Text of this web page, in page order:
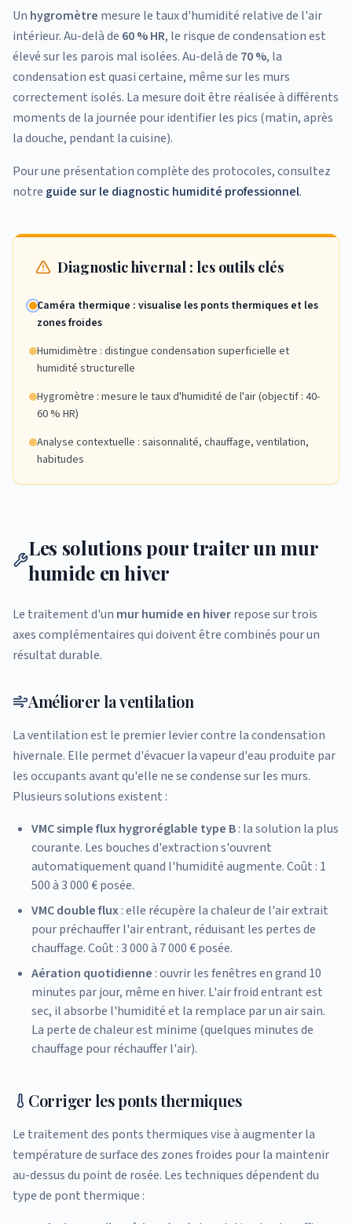
Un hygromètre mesure le taux d'humidité relative de l'air
intérieur. Au-delà de 60 % HR, le risque de condensation est
élevé sur les parois mal isolées. Au-delà de 70 %, la
condensation est quasi certaine, même sur les murs
correctement isolés. La mesure doit être réalisée à différents
moments de la journée pour identifier les pics (matin, après
la douche, pendant la cuisine).
Pour une présentation complète des protocoles, consultez
notre guide sur le diagnostic humidité professionnel.
Diagnostic hivernal : les outils clés
Caméra thermique : visualise les ponts thermiques et les
zones froides
Humidimètre : distingue condensation superficielle et
humidité structurelle
Hygromètre : mesure le taux d'humidité de l'air (objectif : 40-
60 % HR)
Analyse contextuelle : saisonnalité, chauffage, ventilation,
habitudes
Les solutions pour traiter un mur
humide en hiver
Le traitement d'un mur humide en hiverrepose sur trois
axes complémentaires qui doivent être combinés pour un
résultat durable.
Améliorer la ventilation
La ventilation est le premier levier contre la condensation
hivernale. Elle permet d'évacuer la vapeur d'eau produite par
les occupants avant qu'elle ne se condense sur les murs.
Plusieurs solutions existent :
VMC simple flux hygroréglable type B: la solution la plus
courante. Les bouches d'extraction s'ouvrent
automatiquement quand l'humidité augmente. Coût : 1
500 à 3 000 € posée.
VMC double flux: elle récupère la chaleur de l'air extrait
pour préchauffer l'air entrant, réduisant les pertes de
chauffage. Coût : 3 000 à 7 000 € posée.
Aération quotidienne : ouvrir les fenêtres en grand 10
minutes par jour, même en hiver. L'air froid entrant est
sec, il absorbe l'humidité et la remplace par un air sain.
La perte de chaleur est minime (quelques minutes de
chauffage pour réchauffer l'air).
Corriger les ponts thermiques
Le traitement des ponts thermiques vise à augmenter la
température de surface des zones froides pour la maintenir
au-dessus du point de rosée. Les techniques dépendent du
type de pont thermique :